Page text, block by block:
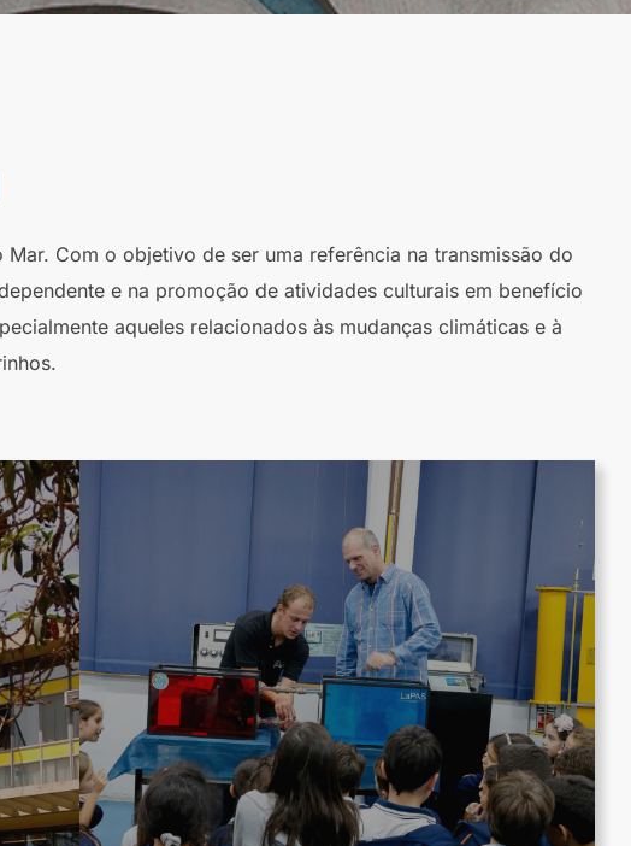
Com o objetivo de ser uma referência na transmissão do
e na promoção de atividades culturais em benefício
aqueles relacionados às mudanças climáticas e à